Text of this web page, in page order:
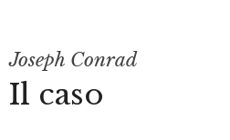
Joseph Conrad
Il caso